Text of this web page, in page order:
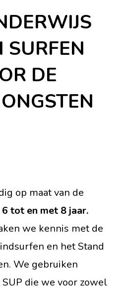
SURFEN
DE
op maat van de
6 tot en met 8 jaar.
we kennis met de
en het Stand
We gebruiken
die we voor zowel